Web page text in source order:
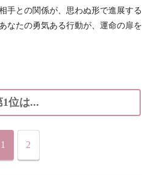
手との関係が、思わぬ形で進展する
なたの勇気ある行動が、運命の扉を
1位は...
1 2